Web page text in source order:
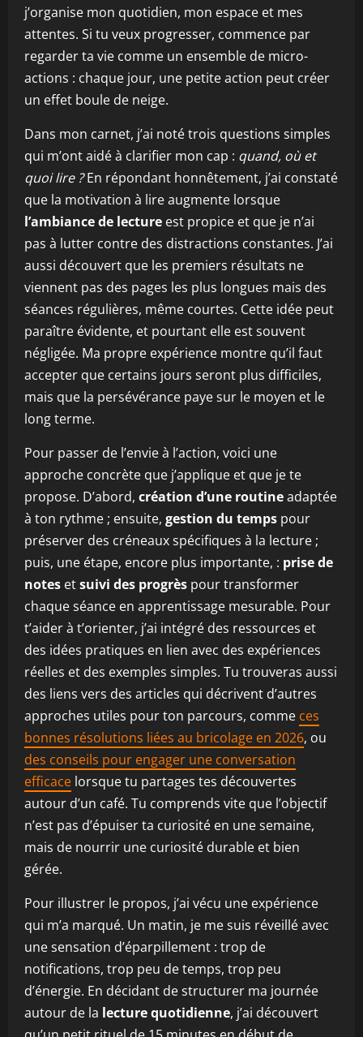
j’organise mon quotidien, mon espace et mes
attentes. Si tu veux progresser, commence par
regarder ta vie comme un ensemble de micro-
actions : chaque jour, une petite action peut créer
un effet boule de neige.
Dans mon carnet, j’ai noté trois questions simples
qui m’ont aidé à clarifier mon cap : quand, où et
quoi lire ?En répondant honnêtement, j’ai constaté
que la motivation à lire augmente lorsque
l’ambiance de lecture est propice et que je n’ai
pas à lutter contre des distractions constantes. J’ai
aussi découvert que les premiers résultats ne
viennent pas des pages les plus longues mais des
séances régulières, même courtes. Cette idée peut
paraître évidente, et pourtant elle est souvent
négligée. Ma propre expérience montre qu’il faut
accepter que certains jours seront plus difficiles,
mais que la persévérance paye sur le moyen et le
long terme.
Pour passer de l’envie à l’action, voici une
approche concrète que j’applique et que je te
propose. D’abord, création d’une routineadaptée
à ton rythme ; ensuite, gestion du temps pour
préserver des créneaux spécifiques à la lecture ;
puis, une étape, encore plus importante, : prise de
notes etsuivi des progrès pour transformer
chaque séance en apprentissage mesurable. Pour
t’aider à t’orienter, j’ai intégré des ressources et
des idées pratiques en lien avec des expériences
réelles et des exemples simples. Tu trouveras aussi
des liens vers des articles qui décrivent d’autres
approches utiles pour ton parcours, comme ces
bonnes résolutions liées au bricolage en 2026, ou
des conseils pour engager une conversation
efficace lorsque tu partages tes découvertes
autour d’un café. Tu comprends vite que l’objectif
n’est pas d’épuiser ta curiosité en une semaine,
mais de nourrir une curiosité durable et bien
gérée.
Pour illustrer le propos, j’ai vécu une expérience
qui m’a marqué. Un matin, je me suis réveillé avec
une sensation d’éparpillement : trop de
notifications, trop peu de temps, trop peu
d’énergie. En décidant de structurer ma journée
autour de la lecture quotidienne, j’ai découvert